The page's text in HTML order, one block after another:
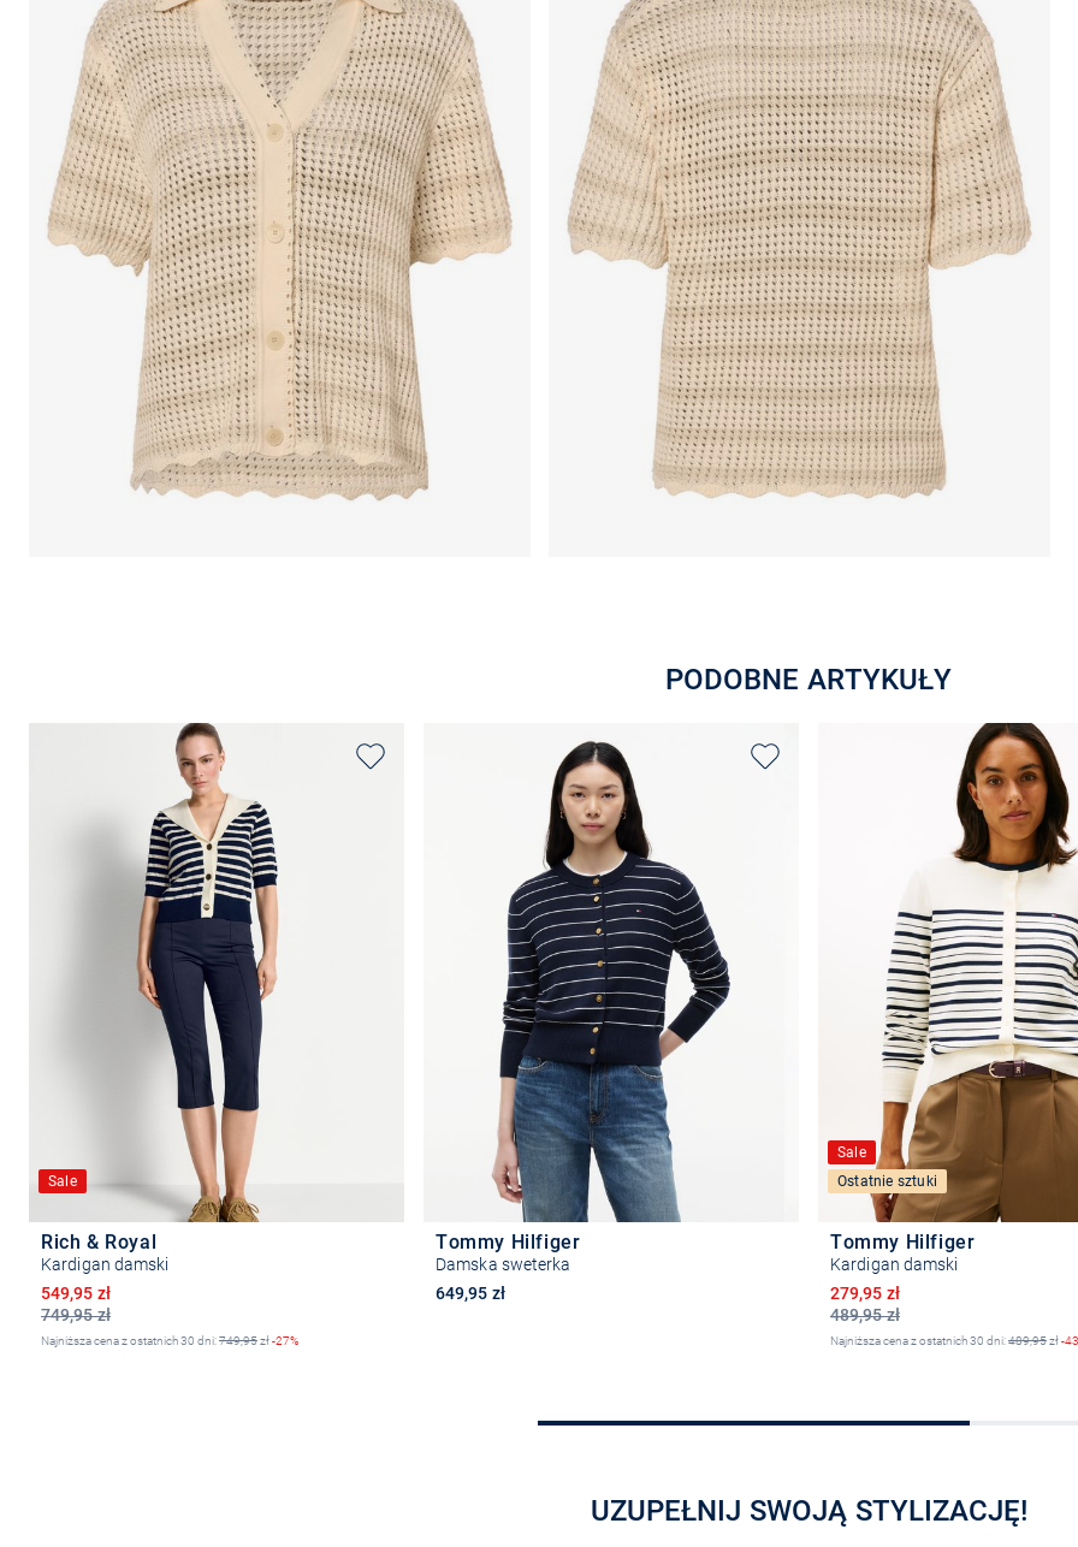
PODOBNE ARTYKUŁY
Sale
Rich & Royal
Kardigan damski
749,95 zł
Obniżona cena
549,95 zł
Najniższa cena z ostatnich 30 dni:749,95zł-27%
Tommy Hilfiger
Damska sweterka
649,95 zł
Wybierz rozmiar
Sale
Ostatnie sztuki
Tommy Hilfiger
Kardigan damski
489,95 zł
Obniżona cena
279,95 zł
Najniższa cena z ostatnich 30 dni:489,95zł-
UZUPEŁNIJ SWOJĄ STYLIZACJĘ!